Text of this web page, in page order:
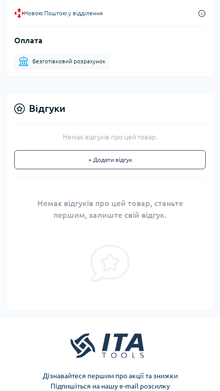
Новою Поштою у відділення
Оплата
Безготівковий розрахунок
Відгуки
Немає відгуків про цей товар.
+ Додати відгук
Немає відгуків про цей товар, станьте
першим, залиште свій відгук.
Дізнавайтеся першим про акції та знижки
Підпишіться на нашу e-mail розсилку